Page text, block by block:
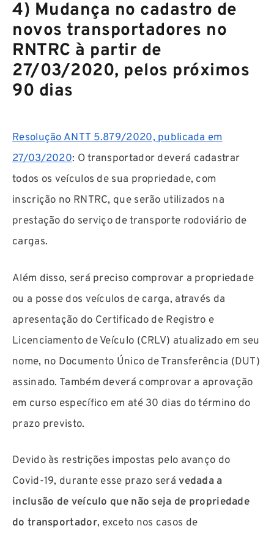
4) Mudança no cadastro de
novos transportadores no
RNTRC à partir de
27/03/2020, pelos próximos
90 dias
Resolução ANTT 5.879/2020, publicada em
27/03/2020: O transportador deverá cadastrar
todos os veículos de sua propriedade, com
inscrição no RNTRC, que serão utilizados na
prestação do serviço de transporte rodoviário de
cargas.
Além disso, será preciso comprovar a propriedade
ou a posse dos veículos de carga, através da
apresentação do Certificado de Registro e
Licenciamento de Veículo (CRLV) atualizado em seu
nome, no Documento Único de Transferência (DUT)
assinado. Também deverá comprovar a aprovação
em curso específico em até 30 dias do término do
prazo previsto.
Devido às restrições impostas pelo avanço do
Covid-19, durante esse prazo serávedada a
inclusão de veículo que não seja de propriedade
do transportador, exceto nos casos de